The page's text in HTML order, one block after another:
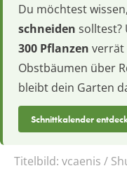
Du möchtest wissen,
schneiden solltest?
300 Pflanzen verrät
Obstbäumen über
bleibt dein Garten
Schnittkalender
Titelbild: vcaenis /